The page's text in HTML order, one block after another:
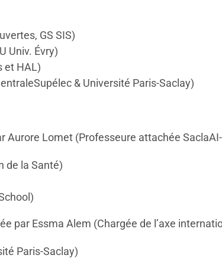
GS SIS)
Univ. Évry)
et HAL)
& Université Paris-Saclay)
Aurore Lomet (Professeure attachée
de la Santé)
par Essma Alem (Chargée de l’axe
Paris-Saclay)